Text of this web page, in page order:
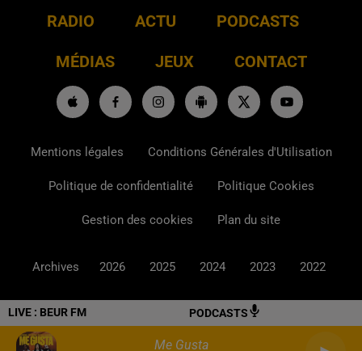
LIVE : BEUR FM PODCASTS
Me Gusta
RADIO ACTU PODCASTS
MÉDIAS JEUX CONTACT
Mentions légales Conditions Générales d'Utilisation
Politique de confidentialité Politique Cookies
Gestion des cookies Plan du site
Archives 2026 2025 2024 2023 2022